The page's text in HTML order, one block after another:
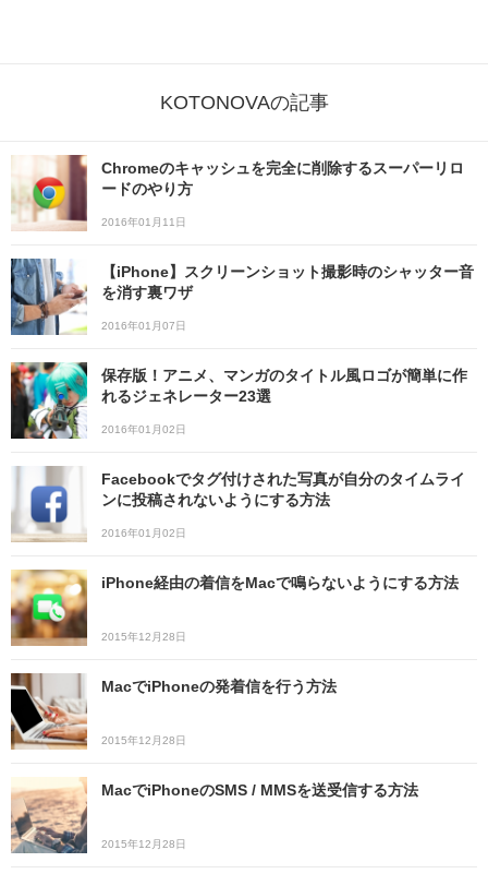
KOTONOVAの記事
Chromeのキャッシュを完全に削除するスーパーリロ
ードのやり方
2016年01月11日
【iPhone】スクリーンショット撮影時のシャッター音
を消す裏ワザ
2016年01月07日
保存版！アニメ、マンガのタイトル風ロゴが簡単に作
れるジェネレーター23選
2016年01月02日
Facebookでタグ付けされた写真が自分のタイムライ
ンに投稿されないようにする方法
2016年01月02日
iPhone経由の着信をMacで鳴らないようにする方法
2015年12月28日
MacでiPhoneの発着信を行う方法
2015年12月28日
MacでiPhoneのSMS / MMSを送受信する方法
2015年12月28日